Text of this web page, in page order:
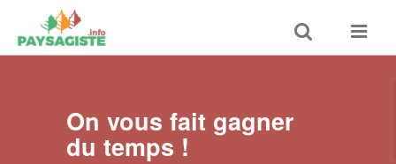
Toggle
search
Toggle
On vous fait gagner
du temps !